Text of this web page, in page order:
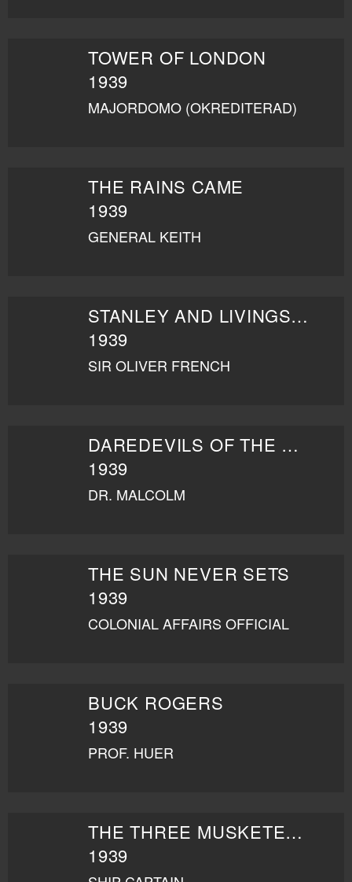
TOWER OF LONDON
1939
MAJORDOMO (OKREDITERAD)
THE RAINS CAME
1939
GENERAL KEITH
STANLEY AND LIVINGSTONE
1939
SIR OLIVER FRENCH
DAREDEVILS OF THE RED CIRCLE
1939
DR. MALCOLM
THE SUN NEVER SETS
1939
COLONIAL AFFAIRS OFFICIAL
BUCK ROGERS
1939
PROF. HUER
THE THREE MUSKETEERS
1939